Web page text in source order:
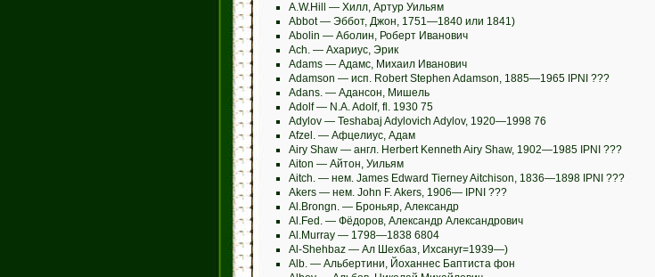
A.W.Hill — Хилл, Артур Уильям
Abbot — Эббот, Джон, 1751—1840 или 1841)
Abolin — Аболин, Роберт Иванович
Ach. — Ахариус, Эрик
Adams — Адамс, Михаил Иванович
Adamson — исп. Robert Stephen Adamson, 1885—1965 IPNI ???
Adans. — Адансон, Мишель
Adolf — N.A. Adolf, fl. 1930 75
Adylov — Teshabaj Adylovich Adylov, 1920—1998 76
Afzel. — Афцелиус, Адам
Airy Shaw — англ. Herbert Kenneth Airy Shaw, 1902—1985 IPNI ???
Aiton — Айтон, Уильям
Aitch. — нем. James Edward Tierney Aitchison, 1836—1898 IPNI ???
Akers — нем. John F. Akers, 1906— IPNI ???
Al.Brongn. — Броньяр, Александр
Al.Fed. — Фёдоров, Александр Александрович
Al.Murray — 1798—1838 6804
Al-Shehbaz — Ал Шехбаз, Ихсанyr=1939—)
Alb. — Альбертини, Йоханнес Баптиста фон